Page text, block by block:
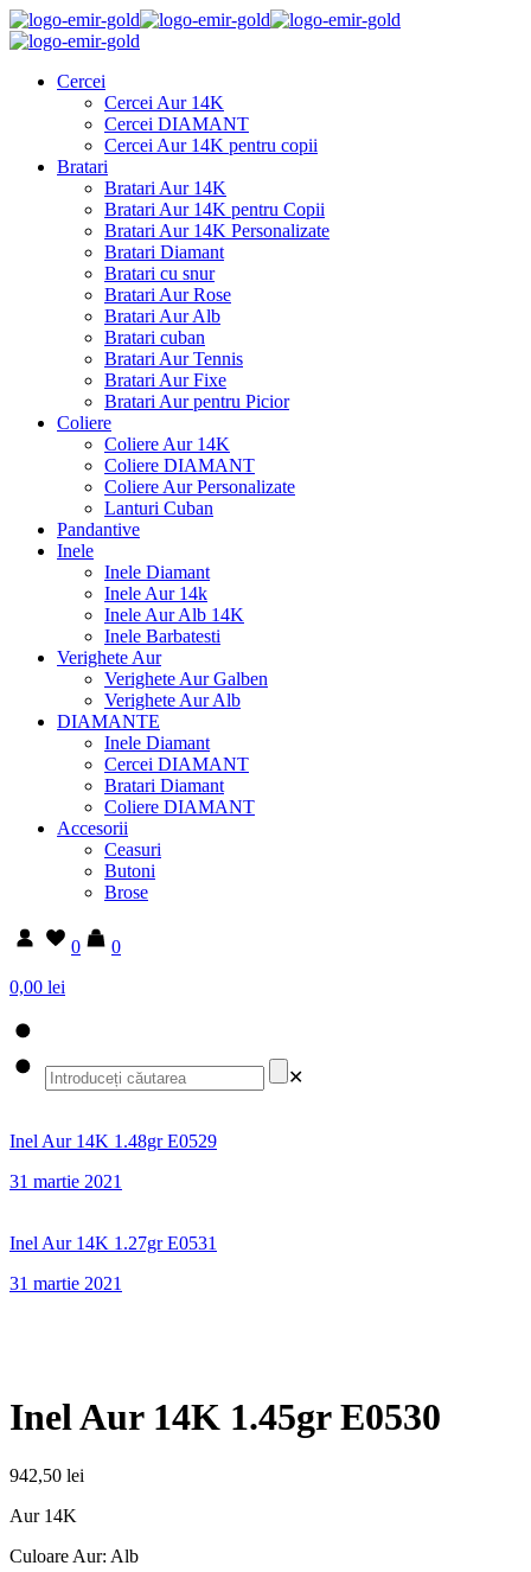
Cercei
Cercei Aur 14K
Cercei DIAMANT
Cercei Aur 14K pentru copii
Bratari
Bratari Aur 14K
Bratari Aur 14K pentru Copii
Bratari Aur 14K Personalizate
Bratari Diamant
Bratari cu snur
Bratari Aur Rose
Bratari Aur Alb
Bratari cuban
Bratari Aur Tennis
Bratari Aur Fixe
Bratari Aur pentru Picior
Coliere
Coliere Aur 14K
Coliere DIAMANT
Coliere Aur Personalizate
Lanturi Cuban
Pandantive
Inele
Inele Diamant
Inele Aur 14k
Inele Aur Alb 14K
Inele Barbatesti
Verighete Aur
Verighete Aur Galben
Verighete Aur Alb
DIAMANTE
Inele Diamant
Cercei DIAMANT
Bratari Diamant
Coliere DIAMANT
Accesorii
Ceasuri
Butoni
Brose
0
0
0,00 lei
✕
Inel Aur 14K 1.48gr E0529
31 martie 2021
Inel Aur 14K 1.27gr E0531
31 martie 2021
Inel Aur 14K 1.45gr E0530
942,50 lei
Aur 14K
Culoare Aur: Alb